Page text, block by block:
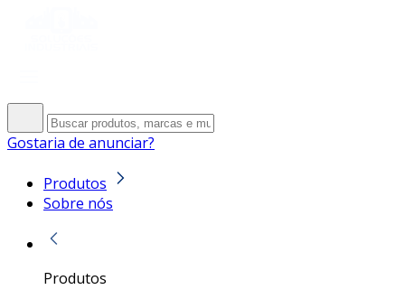
Gostaria de anunciar?
Produtos
Sobre nós
Produtos